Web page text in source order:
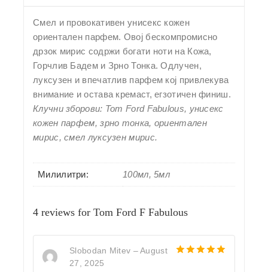
Смел и провокативен унисекс кожен
ориентален парфем. Овој бескомпромисно
дрзок мирис содржи богати ноти на Кожа,
Горчлив Бадем и Зрно Тонка. Одлучен,
луксузен и впечатлив парфем кој привлекува
внимание и остава кремаст, егзотичен финиш.
Клучни зборови: Tom Ford Fabulous, унисекс
кожен парфем, зрно тонка, ориентален
мирис, смел луксузен мирис.
Милилитри: 100мл, 5мл
4 reviews for Tom Ford F Fabulous
Slobodan Mitev – August
27, 2025